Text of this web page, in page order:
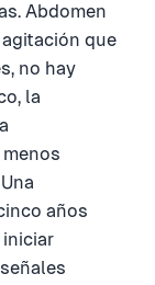
Abdomen
que
no hay
la
años